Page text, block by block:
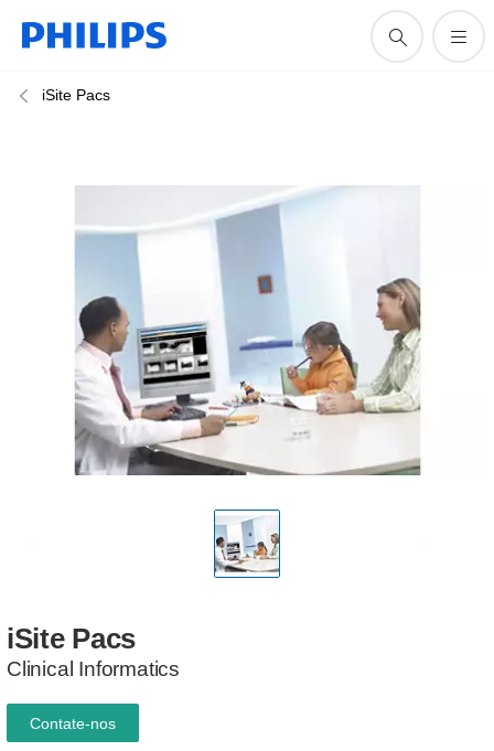
iSite Pacs
iSite Pacs
Clinical Informatics
Contate-nos